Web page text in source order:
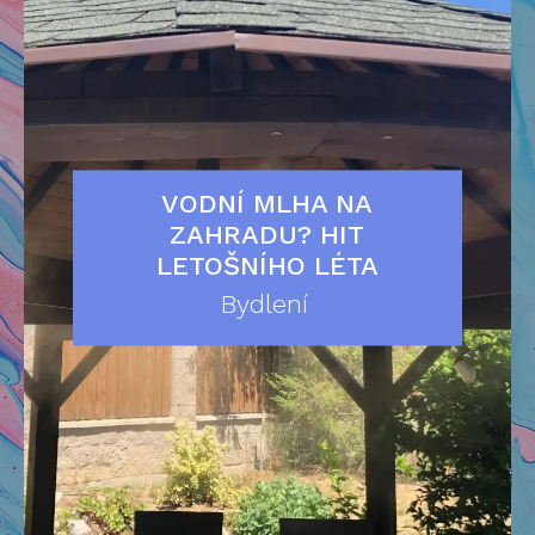
VODNÍ MLHA NA
ZAHRADU? HIT
LETOŠNÍHO LÉTA
Bydlení